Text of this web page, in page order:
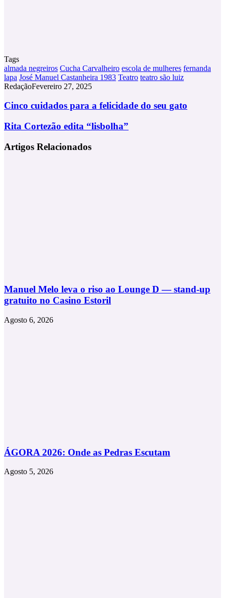
Tags
almada negreiros Cucha Carvalheiro escola de mulheres fernanda
lapa José Manuel Castanheira 1983 Teatro teatro são luiz
RedaçãoFevereiro 27, 2025
Cinco
para
a
do
Cinco cuidados para a felicidade do seu gato
Rita
edita
“lisbolha”
Rita Cortezão edita “lisbolha”
Artigos Relacionados
Manuel Melo leva o riso ao Lounge D — stand-up
gratuito no Casino Estoril
Agosto 6, 2026
ÁGORA 2026: Onde as Pedras Escutam
Agosto 5, 2026